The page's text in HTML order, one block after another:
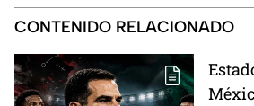
CONTENIDO RELACIONADO